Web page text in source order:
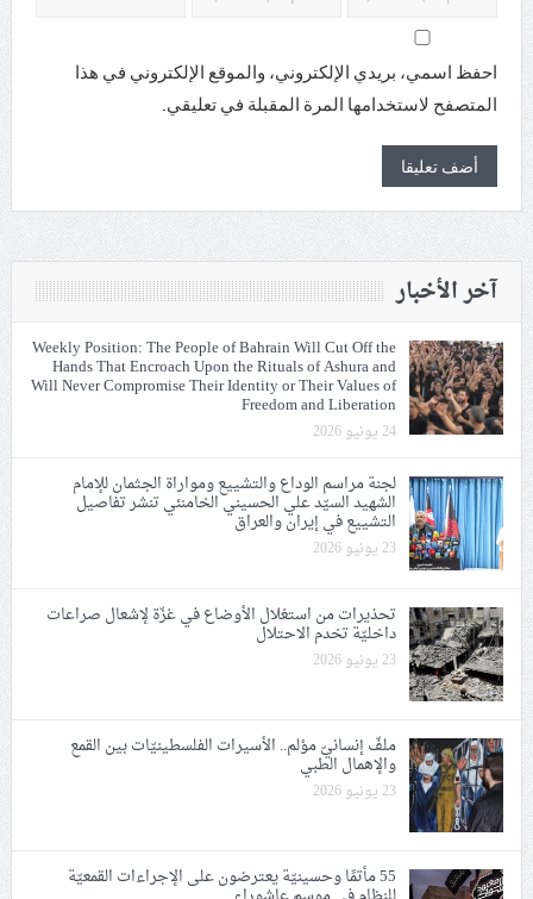
احفظ اسمي، بريدي الإلكتروني، والموقع الإلكتروني في هذا
المتصفح لاستخدامها المرة المقبلة في تعليقي.
آخر الأخبار
Weekly Position: The People of Bahrain Will Cut Off the
Hands That Encroach Upon the Rituals of Ashura and
Will Never Compromise Their Identity or Their Values of
Freedom and Liberation
24 يونيو 2026
لجنة مراسم الوداع والتشييع ومواراة الجثمان للإمام
الشهيد السيّد علي الحسيني الخامنئي تنشر تفاصيل
التشييع في إيران والعراق
23 يونيو 2026
تحذيرات من استغلال الأوضاع في غزّة لإشعال صراعات
داخليّة تخدم الاحتلال
23 يونيو 2026
ملفّ إنسانيّ مؤلم.. الأسيرات الفلسطينيّات بين القمع
والإهمال الطبي
23 يونيو 2026
55 مأتمًا وحسينيّة يعترضون على الإجراءات القمعيّة